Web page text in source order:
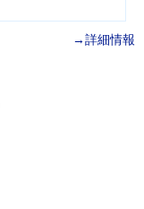
→詳細情報